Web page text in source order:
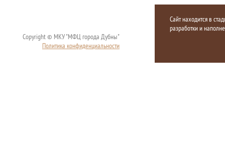
Copyright © МКУ "МФЦ города Дубны"
Политика конфиденциальности
Сайт находится в
разработки и